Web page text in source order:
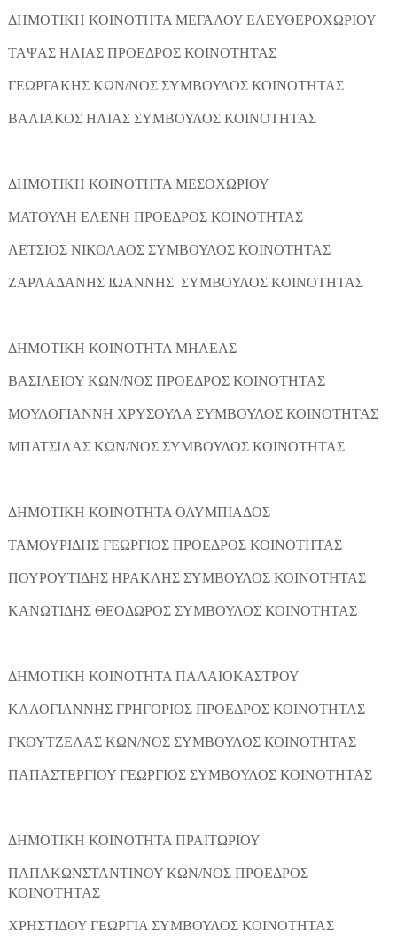
ΔΗΜΟΤΙΚΗ ΚΟΙΝΟΤΗΤΑ ΜΕΓΑΛΟΥ ΕΛΕΥΘΕΡΟΧΩΡΙΟΥ
ΤΑΨΑΣ ΗΛΙΑΣ ΠΡΟΕΔΡΟΣ ΚΟΙΝΟΤΗΤΑΣ
ΓΕΩΡΓΑΚΗΣ ΚΩΝ/ΝΟΣ ΣΥΜΒΟΥΛΟΣ ΚΟΙΝΟΤΗΤΑΣ
ΒΑΛΙΑΚΟΣ ΗΛΙΑΣ ΣΥΜΒΟΥΛΟΣ ΚΟΙΝΟΤΗΤΑΣ
ΔΗΜΟΤΙΚΗ ΚΟΙΝΟΤΗΤΑ ΜΕΣΟΧΩΡΙΟΥ
ΜΑΤΟΥΛΗ ΕΛΕΝΗ ΠΡΟΕΔΡΟΣ ΚΟΙΝΟΤΗΤΑΣ
ΛΕΤΣΙΟΣ ΝΙΚΟΛΑΟΣ ΣΥΜΒΟΥΛΟΣ ΚΟΙΝΟΤΗΤΑΣ
ΖΑΡΛΑΔΑΝΗΣ ΙΩΑΝΝΗΣ ΣΥΜΒΟΥΛΟΣ ΚΟΙΝΟΤΗΤΑΣ
ΔΗΜΟΤΙΚΗ ΚΟΙΝΟΤΗΤΑ ΜΗΛΕΑΣ
ΒΑΣΙΛΕΙΟΥ ΚΩΝ/ΝΟΣ ΠΡΟΕΔΡΟΣ ΚΟΙΝΟΤΗΤΑΣ
ΜΟΥΛΟΓΙΑΝΝΗ ΧΡΥΣΟΥΛΑ ΣΥΜΒΟΥΛΟΣ ΚΟΙΝΟΤΗΤΑΣ
ΜΠΑΤΣΙΛΑΣ ΚΩΝ/ΝΟΣ ΣΥΜΒΟΥΛΟΣ ΚΟΙΝΟΤΗΤΑΣ
ΔΗΜΟΤΙΚΗ ΚΟΙΝΟΤΗΤΑ ΟΛΥΜΠΙΑΔΟΣ
ΤΑΜΟΥΡΙΔΗΣ ΓΕΩΡΓΙΟΣ ΠΡΟΕΔΡΟΣ ΚΟΙΝΟΤΗΤΑΣ
ΠΟΥΡΟΥΤΙΔΗΣ ΗΡΑΚΛΗΣ ΣΥΜΒΟΥΛΟΣ ΚΟΙΝΟΤΗΤΑΣ
ΚΑΝΩΤΙΔΗΣ ΘΕΟΔΩΡΟΣ ΣΥΜΒΟΥΛΟΣ ΚΟΙΝΟΤΗΤΑΣ
ΔΗΜΟΤΙΚΗ ΚΟΙΝΟΤΗΤΑ ΠΑΛΑΙΟΚΑΣΤΡΟΥ
ΚΑΛΟΓΙΑΝΝΗΣ ΓΡΗΓΟΡΙΟΣ ΠΡΟΕΔΡΟΣ ΚΟΙΝΟΤΗΤΑΣ
ΓΚΟΥΤΖΕΛΑΣ ΚΩΝ/ΝΟΣ ΣΥΜΒΟΥΛΟΣ ΚΟΙΝΟΤΗΤΑΣ
ΠΑΠΑΣΤΕΡΓΙΟΥ ΓΕΩΡΓΙΟΣ ΣΥΜΒΟΥΛΟΣ ΚΟΙΝΟΤΗΤΑΣ
ΔΗΜΟΤΙΚΗ ΚΟΙΝΟΤΗΤΑ ΠΡΑΙΤΩΡΙΟΥ
ΠΑΠΑΚΩΝΣΤΑΝΤΙΝΟΥ ΚΩΝ/ΝΟΣ ΠΡΟΕΔΡΟΣ
ΚΟΙΝΟΤΗΤΑΣ
ΧΡΗΣΤΙΔΟΥ ΓΕΩΡΓΙΑ ΣΥΜΒΟΥΛΟΣ ΚΟΙΝΟΤΗΤΑΣ